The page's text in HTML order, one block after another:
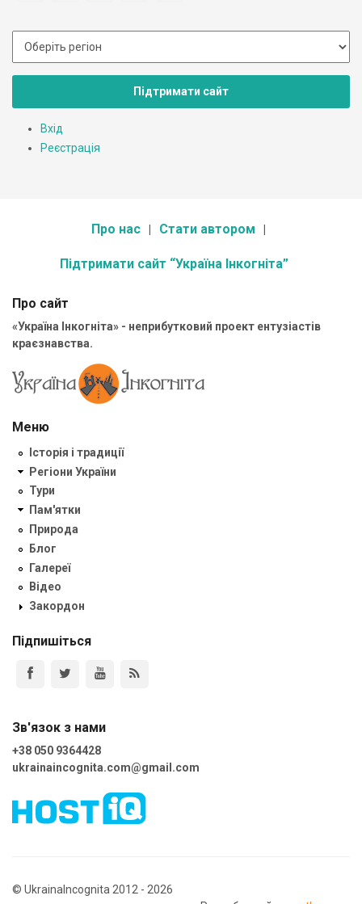
Підтримати сайт
Вхід
Реєстрація
Про нас Стати автором
Підтримати сайт “Україна Інкогніта”
Про сайт
«Україна Інкогніта» - неприбутковий проект ентузіастів
краєзнавства.
Меню
Історія і традиції
Регіони України
Тури
Пам'ятки
Природа
Блог
Галереї
Відео
Закордон
Підпишіться
Зв'язок з нами
+38 050 9364428
ukrainaincognita.com@gmail.com
© UkrainaIncognita 2012 - 2026